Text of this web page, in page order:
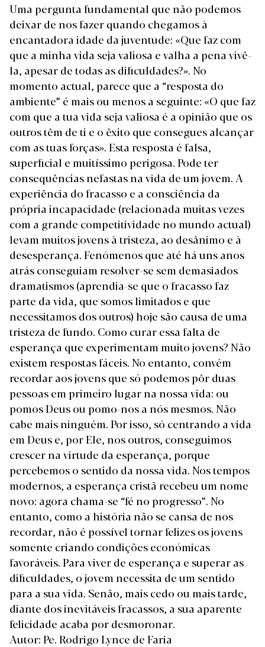
Uma pergunta fundamental que não podemos
deixar de nos fazer quando chegamos à
encantadora idade da juventude: «Que faz com
que a minha vida seja valiosa e valha a pena vivê-
la, apesar de todas as dificuldades?». No
momento actual, parece que a “resposta do
ambiente” é mais ou menos a seguinte: «O que faz
com que a tua vida seja valiosa é a opinião que os
outros têm de ti e o êxito que consegues alcançar
com as tuas forças». Esta resposta é falsa,
superficial e muitíssimo perigosa. Pode ter
consequências nefastas na vida de um jovem. A
experiência do fracasso e a consciência da
própria incapacidade (relacionada muitas vezes
com a grande competitividade no mundo actual)
levam muitos jovens à tristeza, ao desânimo e à
desesperança. Fenómenos que até há uns anos
atrás conseguiam resolver-se sem demasiados
dramatismos (aprendia-se que o fracasso faz
parte da vida, que somos limitados e que
necessitamos dos outros) hoje são causa de uma
tristeza de fundo. Como curar essa falta de
esperança que experimentam muito jovens? Não
existem respostas fáceis. No entanto, convém
recordar aos jovens que só podemos pôr duas
pessoas em primeiro lugar na nossa vida: ou
pomos Deus ou pomo-nos a nós mesmos. Não
cabe mais ninguém. Por isso, só centrando a vida
em Deus e, por Ele, nos outros, conseguimos
crescer na virtude da esperança, porque
percebemos o sentido da nossa vida. Nos tempos
modernos, a esperança cristã recebeu um nome
novo: agora chama-se “fé no progresso”. No
entanto, como a história não se cansa de nos
recordar, não é possível tornar felizes os jovens
somente criando condições económicas
favoráveis. Para viver de esperança e superar as
dificuldades, o jovem necessita de um sentido
para a sua vida. Senão, mais cedo ou mais tarde,
diante dos inevitáveis fracassos, a sua aparente
felicidade acaba por desmoronar.
Autor: Pe. Rodrigo Lynce de Faria